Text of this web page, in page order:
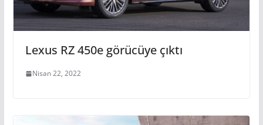
Lexus RZ 450e görücüye çıktı
Nisan 22, 2022